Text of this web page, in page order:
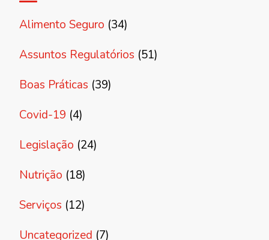
Alimento Seguro (34)
Assuntos Regulatórios (51)
Boas Práticas (39)
Covid-19 (4)
Legislação (24)
Nutrição (18)
Serviços (12)
Uncategorized (7)